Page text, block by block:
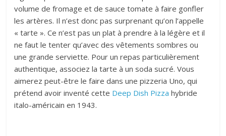
volume de fromage et de sauce tomate à faire gonfler
les artères. Il n’est donc pas surprenant qu’on l’appelle
« tarte ». Ce n’est pas un plat à prendre à la légère et il
ne faut le tenter qu’avec des vêtements sombres ou
une grande serviette. Pour un repas particulièrement
authentique, associez la tarte à un soda sucré. Vous
aimerez peut-être le faire dans une pizzeria Uno, qui
prétend avoir inventé cette Deep Dish Pizza hybride
italo-américain en 1943.